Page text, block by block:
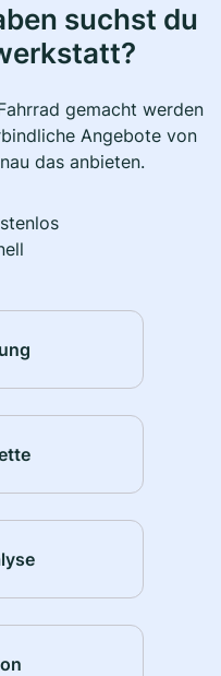
suchst du
gemacht werden
Angebote von
das anbieten.